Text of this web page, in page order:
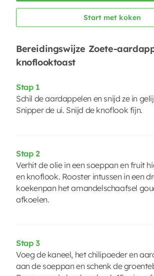
Start met koken
Bereidingswijze Zoete-
knoflooktoast
Stap 1
Schil de aardappelen en snijd ze in
Snipper de ui. Snijd de knoflook fijn.
Stap 2
Verhit de olie in een soeppan en fruit
en knoflook. Rooster intussen in een
koekenpan het amandelschaafsel
afkoelen.
Stap 3
Voeg de kaneel, het chilipoeder en
aan de soeppan en schenk de